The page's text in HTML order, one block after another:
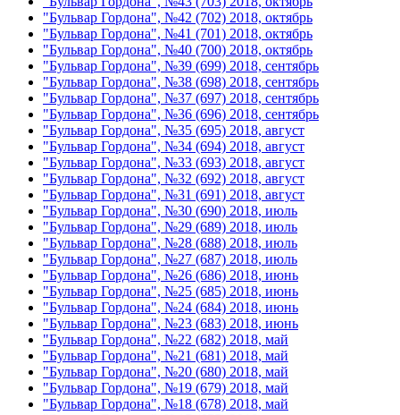
"Бульвар Гордона", №42 (702) 2018, октябрь
"Бульвар Гордона", №41 (701) 2018, октябрь
"Бульвар Гордона", №40 (700) 2018, октябрь
"Бульвар Гордона", №39 (699) 2018, сентябрь
"Бульвар Гордона", №38 (698) 2018, сентябрь
"Бульвар Гордона", №37 (697) 2018, сентябрь
"Бульвар Гордона", №36 (696) 2018, сентябрь
"Бульвар Гордона", №35 (695) 2018, август
"Бульвар Гордона", №34 (694) 2018, август
"Бульвар Гордона", №33 (693) 2018, август
"Бульвар Гордона", №32 (692) 2018, август
"Бульвар Гордона", №31 (691) 2018, август
"Бульвар Гордона", №30 (690) 2018, июль
"Бульвар Гордона", №29 (689) 2018, июль
"Бульвар Гордона", №28 (688) 2018, июль
"Бульвар Гордона", №27 (687) 2018, июль
"Бульвар Гордона", №26 (686) 2018, июнь
"Бульвар Гордона", №25 (685) 2018, июнь
"Бульвар Гордона", №24 (684) 2018, июнь
"Бульвар Гордона", №23 (683) 2018, июнь
"Бульвар Гордона", №22 (682) 2018, май
"Бульвар Гордона", №21 (681) 2018, май
"Бульвар Гордона", №20 (680) 2018, май
"Бульвар Гордона", №19 (679) 2018, май
"Бульвар Гордона", №18 (678) 2018, май